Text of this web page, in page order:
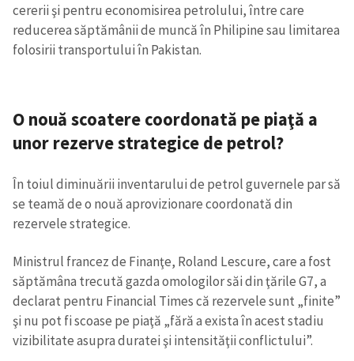
cererii şi pentru economisirea petrolului, între care
reducerea săptămânii de muncă în Philipine sau limitarea
folosirii transportului în Pakistan.
O nouă scoatere coordonată pe piaţă a
unor rezerve strategice de petrol?
În toiul diminuării inventarului de petrol guvernele par să
se teamă de o nouă aprovizionare coordonată din
rezervele strategice.
Ministrul francez de Finanţe, Roland Lescure, care a fost
săptămâna trecută gazda omologilor săi din ţările G7, a
declarat pentru Financial Times că rezervele sunt „finite”
şi nu pot fi scoase pe piaţă „fără a exista în acest stadiu
vizibilitate asupra duratei şi intensităţii conflictului”.